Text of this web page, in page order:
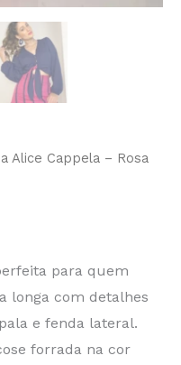
Alice Cappela – Rosa
para quem
longa com detalhes
e fenda lateral.
forrada na cor